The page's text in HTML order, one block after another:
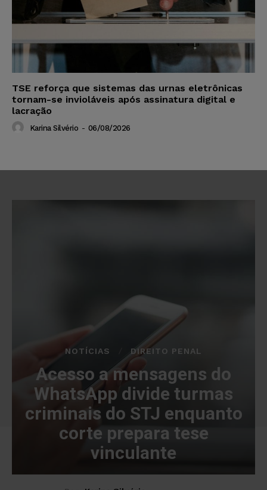
TSE reforça que sistemas das urnas eletrônicas
tornam-se invioláveis após assinatura digital e
lacração
Karina Silvério - 06/08/2026